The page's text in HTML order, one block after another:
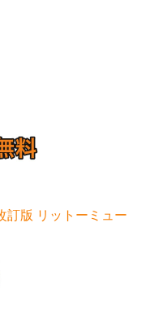
訂版 リットーミュー